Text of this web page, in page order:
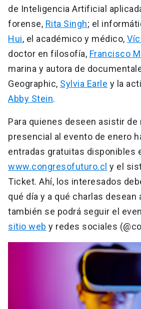
de Inteligencia Artificial
forense, Rita Singh; el
Hui, el académico y médico,
doctor en filosofía, Francisco
marina y autora de
Geographic, Sylvia Earle y la
Abby Stein.
Para quienes deseen asistir de
presencial al evento de enero
entradas gratuitas disponibles
www.congresofuturo.cl y el
Ticket. Ahí, los interesados
qué día y a qué charlas
también se podrá seguir el
sitio web y redes sociales